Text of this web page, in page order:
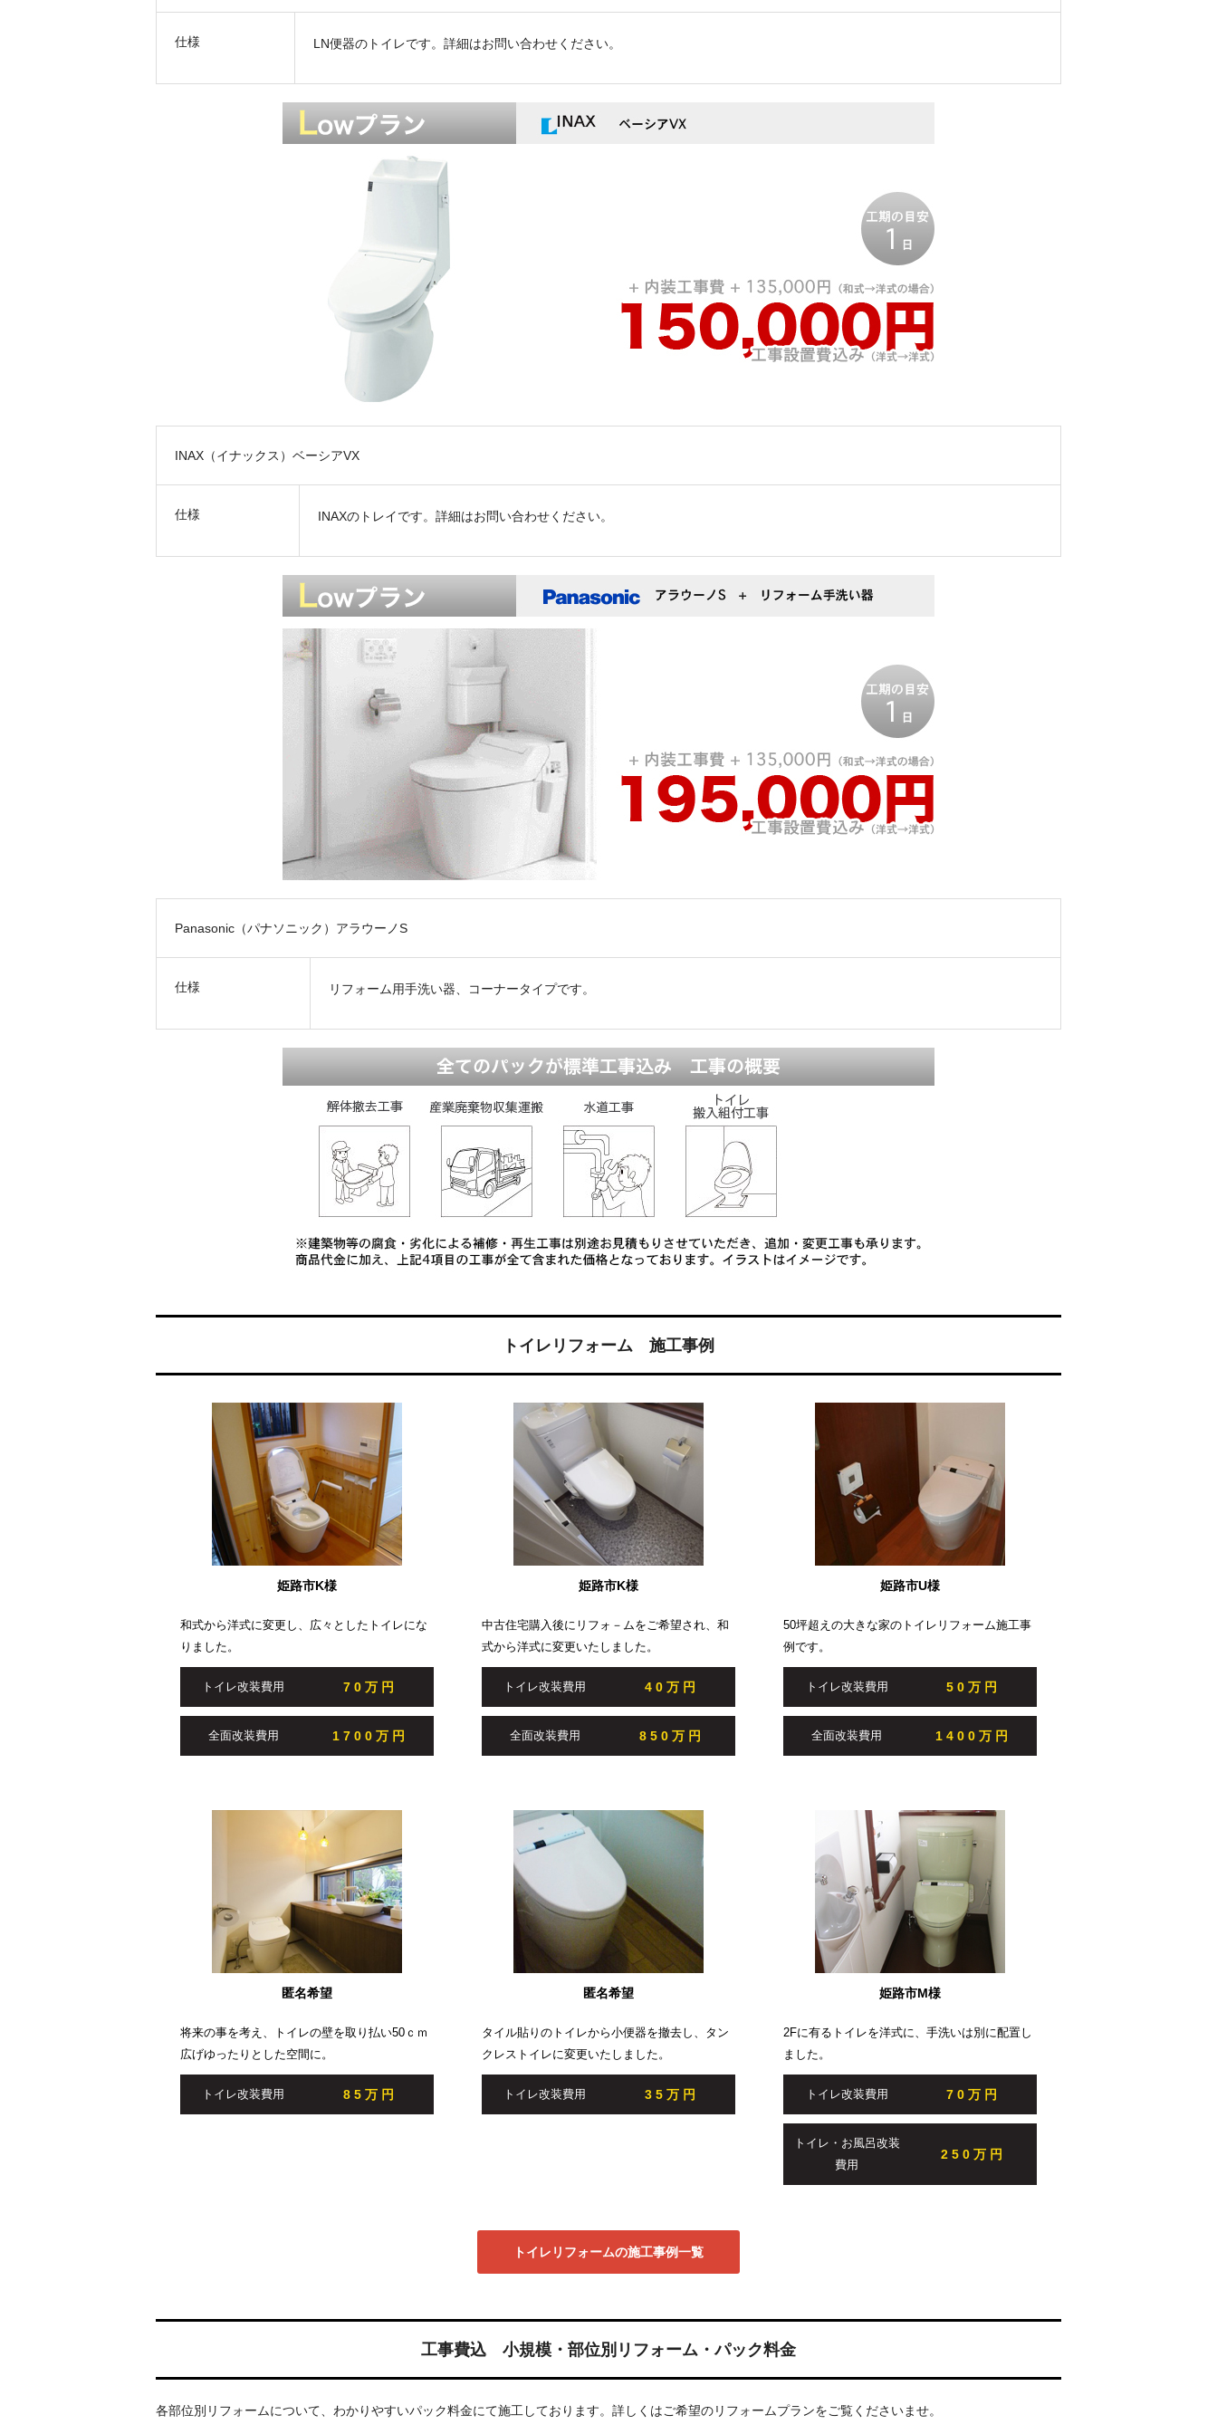
仕様 LN便器のトイレです。詳細はお問い合わせください。
INAX（イナックス）ベーシアVX
仕様 INAXのトレイです。詳細はお問い合わせください。
Panasonic（パナソニック）アラウーノS
仕様 リフォーム用手洗い器、コーナータイプです。
トイレリフォーム 施工事例
姫路市K様
和式から洋式に変更し、広々としたトイレにな
りました。
トイレ改装費用 70万円
全面改装費用 1700万円
姫路市K様
中古住宅購入後にリフォ－ムをご希望され、和
式から洋式に変更いたしました。
トイレ改装費用 40万円
全面改装費用 850万円
姫路市U様
50坪超えの大きな家のトイレリフォーム施工事
例です。
トイレ改装費用 50万円
全面改装費用 1400万円
匿名希望
将来の事を考え、トイレの壁を取り払い50ｃｍ
広げゆったりとした空間に。
トイレ改装費用 85万円
匿名希望
タイル貼りのトイレから小便器を撤去し、タン
クレストイレに変更いたしました。
トイレ改装費用 35万円
姫路市M様
2Fに有るトイレを洋式に、手洗いは別に配置し
ました。
トイレ改装費用 70万円
トイレ・お風呂改装
費用
250万円
トイレリフォームの施工事例一覧
工事費込 小規模・部位別リフォーム・パック料金
各部位別リフォームについて、わかりやすいパック料金にて施工しております。詳しくはご希望のリフォームプランをご覧くださいませ。